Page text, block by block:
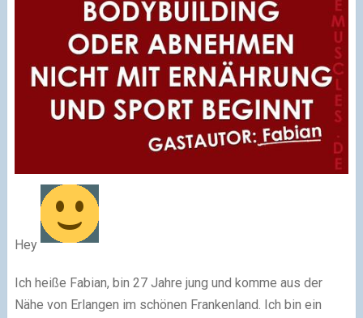
Hey
Ich heiße Fabian, bin 27 Jahre jung und komme aus der
Nähe von Erlangen im schönen Frankenland. Ich bin ein